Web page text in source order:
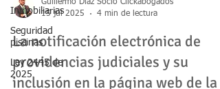
Inmobiliarias
Seguridad
piscinas
Ley 2445 de
2025
Guillermo Diaz Socio Clickabogados
La notificación electrónica de